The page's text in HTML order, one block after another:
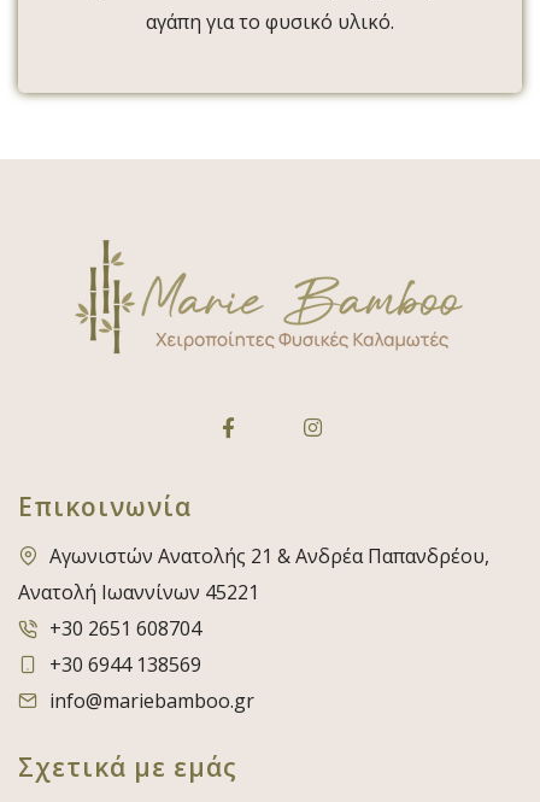
αγάπη για το φυσικό υλικό.
Επικοινωνία
Αγωνιστών Ανατολής 21 & Ανδρέα Παπανδρέου,
Ανατολή Ιωαννίνων 45221
+30 2651 608704
+30 6944 138569
info@mariebamboo.gr
Σχετικά με εμάς